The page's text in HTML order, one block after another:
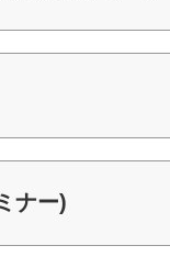
ナー)